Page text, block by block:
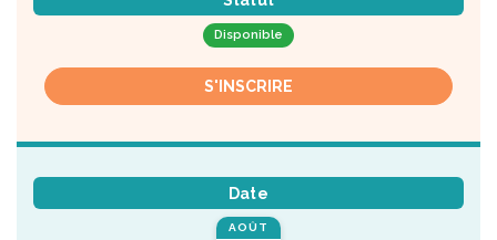
Disponible
S'INSCRIRE
Date
AOÛT